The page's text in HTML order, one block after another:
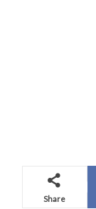
Share